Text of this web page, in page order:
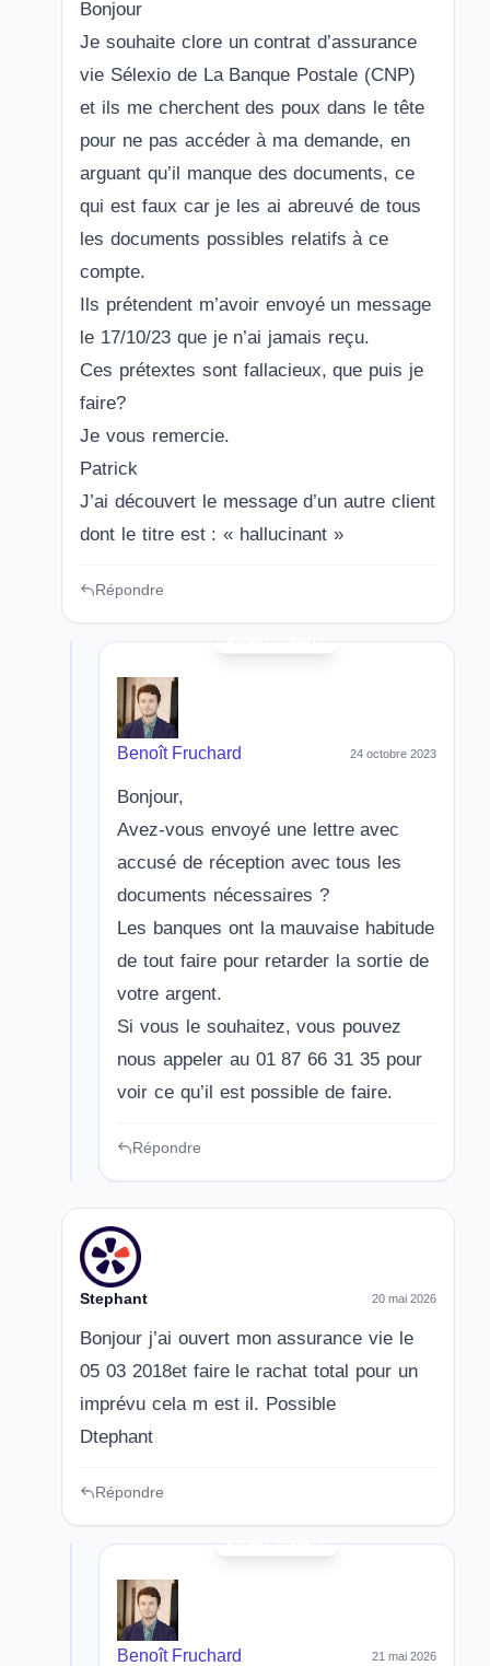
Bonjour
Je souhaite clore un contrat d’assurance
vie Sélexio de La Banque Postale (CNP)
et ils me cherchent des poux dans le tête
pour ne pas accéder à ma demande, en
arguant qu’il manque des documents, ce
qui est faux car je les ai abreuvé de tous
les documents possibles relatifs à ce
compte.
Ils prétendent m’avoir envoyé un message
le 17/10/23 que je n’ai jamais reçu.
Ces prétextes sont fallacieux, que puis je
faire?
Je vous remercie.
Patrick
J’ai découvert le message d’un autre client
dont le titre est : « hallucinant »
Répondre
Benoît Fruchard 24 octobre 2023
Bonjour,
Avez-vous envoyé une lettre avec
accusé de réception avec tous les
documents nécessaires ?
Les banques ont la mauvaise habitude
de tout faire pour retarder la sortie de
votre argent.
Si vous le souhaitez, vous pouvez
nous appeler au 01 87 66 31 35 pour
voir ce qu’il est possible de faire.
Répondre
Stephant 20 mai 2026
Bonjour j’ai ouvert mon assurance vie le
05 03 2018et faire le rachat total pour un
imprévu cela m est il. Possible
Dtephant
Répondre
Benoît Fruchard 21 mai 2026